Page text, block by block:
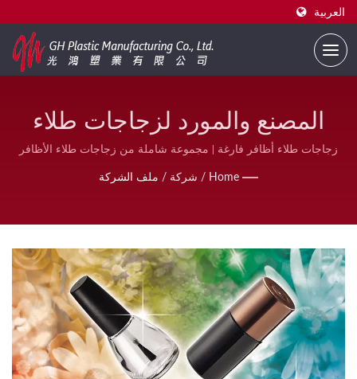
العربية
المصنع والمورد لزجاجات طلاء
الأظافر الفارغة | مورد زجاجات
طلاء الأظافر المطبوعة حسب
زجاجات طلاء أظافر فارغة | مجموعة شاملة من زجاجات طلاء الأظافر
Home
/ شركة / ملف الشركة